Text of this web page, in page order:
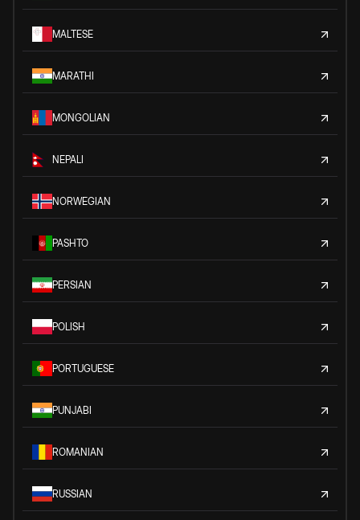
MALTESE
MARATHI
MONGOLIAN
NEPALI
NORWEGIAN
PASHTO
PERSIAN
POLISH
PORTUGUESE
PUNJABI
ROMANIAN
RUSSIAN